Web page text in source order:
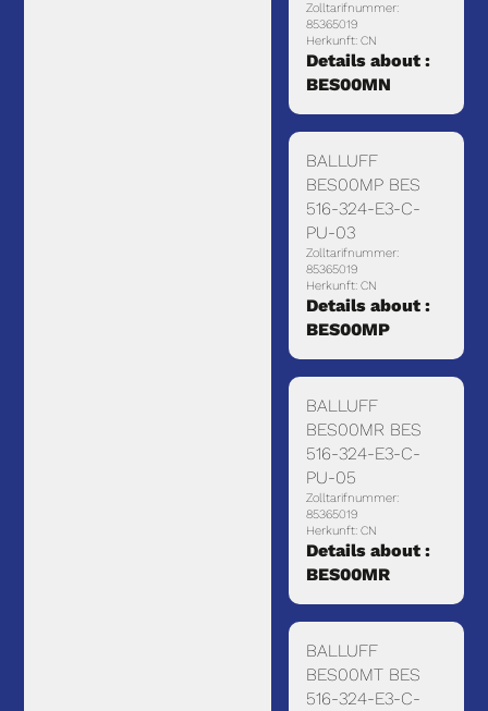
Zolltarifnummer:
85365019
Herkunft: CN
Details about :
BES00MN
BALLUFF
BES00MP BES
516-324-E3-C-
PU-03
Zolltarifnummer:
85365019
Herkunft: CN
Details about :
BES00MP
BALLUFF
BES00MR BES
516-324-E3-C-
PU-05
Zolltarifnummer:
85365019
Herkunft: CN
Details about :
BES00MR
BALLUFF
BES00MT BES
516-324-E3-C-